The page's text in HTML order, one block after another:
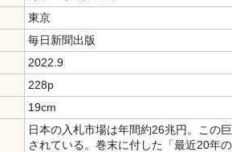
東京
毎日新聞出版
2022.9
228p
19cm
日本の入札市場は年間約26兆円。この
されている。巻末に付した「最近20年